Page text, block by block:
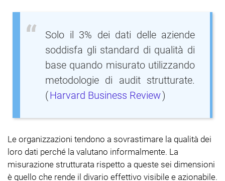
Solo il 3% dei dati delle aziende
soddisfa gli standard di qualità di
base quando misurato utilizzando
metodologie di audit strutturate.
(Harvard Business Review)
Le organizzazioni tendono a sovrastimare la qualità dei
loro dati perché la valutano informalmente. La
misurazione strutturata rispetto a queste sei dimensioni
è quello che rende il divario effettivo visibile e azionabile.